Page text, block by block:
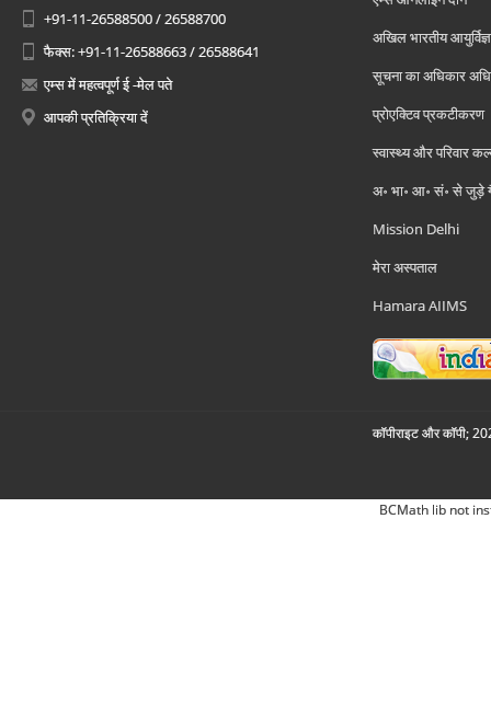
+91-11-26588500 / 26588700
फैक्स: +91-11-26588663 / 26588641
एम्स में महत्वपूर्ण ई -मेल पते
आपकी प्रतिक्रिया दें
अखिल भारतीय
सूचना का अधिकार
प्रोएक्टिव प्रकटीकरण
स्वास्थ्य और परिवार
अ॰ भा॰ आ॰ सं॰ से जुड़े
Mission Delhi
मेरा अस्पताल
Hamara AIIMS
कॉपीराइट और कॉपी;
BCMath lib not